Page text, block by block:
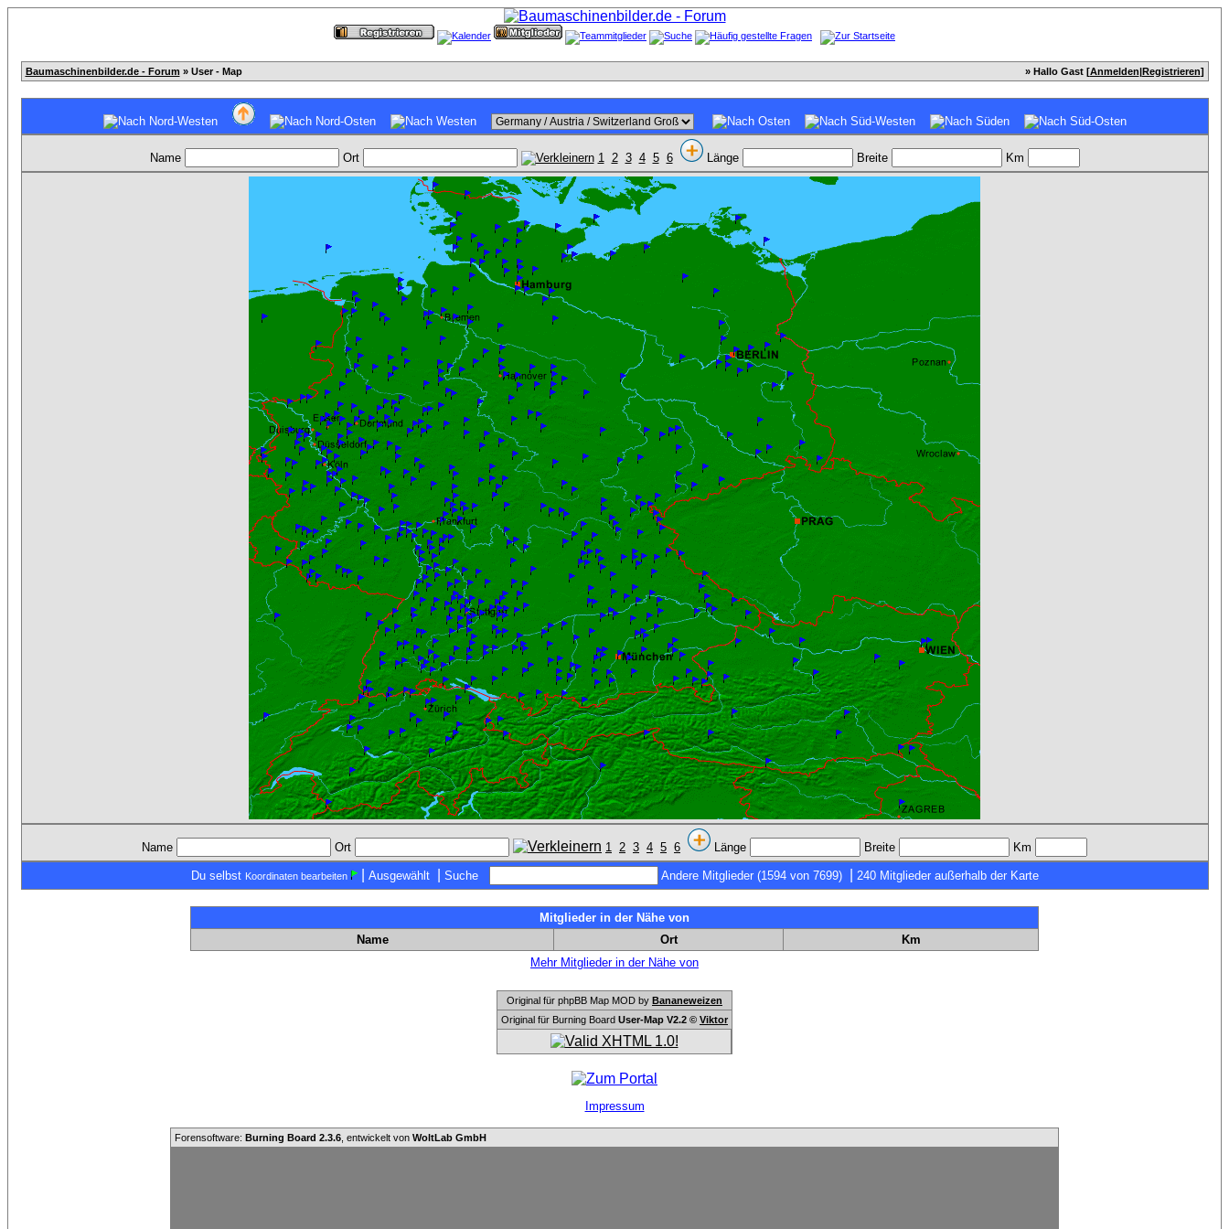
Baumaschinenbilder.de - Forum » User - Map » Hallo Gast [Anmelden|Registrieren]
Name Ort 1 2 3 4 5 6 Länge Breite Km
Name Ort 1 2 3 4 5 6 Länge Breite Km
Du selbst Koordinaten bearbeiten | Ausgewählt Suche Andere Mitglieder (1594 von 7699) 240 Mitglieder außerhalb der Karte
Mitglieder in der Nähe von
Name
Ort
Km
Mehr Mitglieder in der Nähe von
Original für phpBB Map MOD by Bananeweizen
Original für Burning Board User-Map V2.2 © Viktor
Impressum
Forensoftware: Burning Board 2.3.6 , entwickelt von WoltLab GmbH